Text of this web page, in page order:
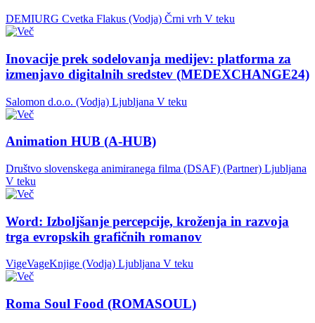
DEMIURG Cvetka Flakus (Vodja) Črni vrh V teku
Inovacije prek sodelovanja medijev: platforma za
izmenjavo digitalnih sredstev (MEDEXCHANGE24)
Salomon d.o.o. (Vodja) Ljubljana V teku
Animation HUB (A-HUB)
Društvo slovenskega animiranega filma (DSAF) (Partner) Ljubljana
V teku
Word: Izboljšanje percepcije, kroženja in razvoja
trga evropskih grafičnih romanov
VigeVageKnjige (Vodja) Ljubljana V teku
Roma Soul Food (ROMASOUL)